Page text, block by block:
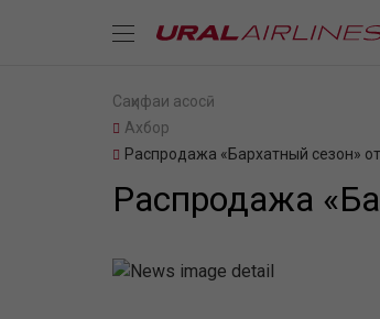
Саҳифаи асосӣ
Ахбор
Распродажа «Бархатный сезон»
Распродажа